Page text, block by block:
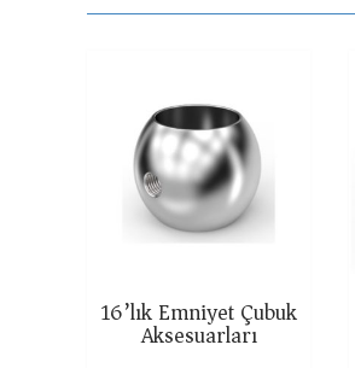
16’lık Emniyet Çubuk
Aksesuarları